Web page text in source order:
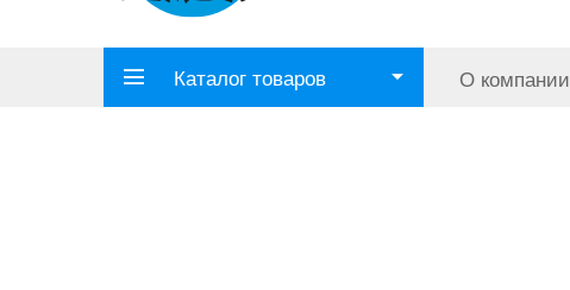
Каталог товаров О компании